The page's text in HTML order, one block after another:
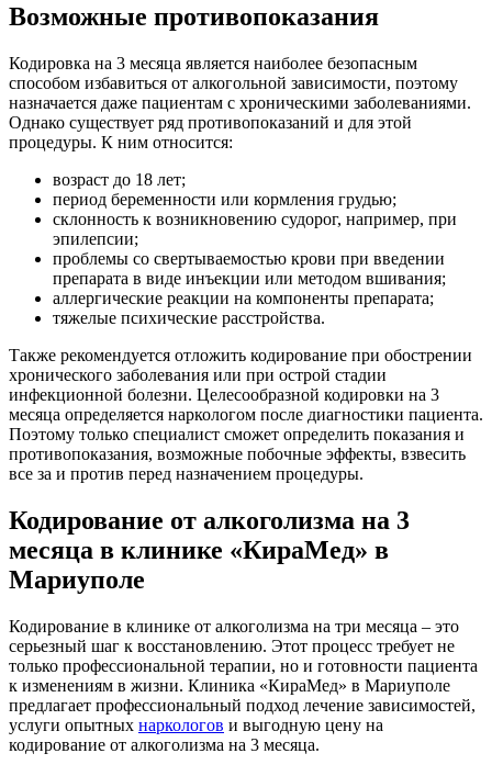
Возможные противопоказания
Кодировка на 3 месяца является наиболее безопасным
способом избавиться от алкогольной зависимости, поэтому
назначается даже пациентам с хроническими заболеваниями.
Однако существует ряд противопоказаний и для этой
процедуры. К ним относится:
возраст до 18 лет;
период беременности или кормления грудью;
склонность к возникновению судорог, например, при
эпилепсии;
проблемы со свертываемостью крови при введении
препарата в виде инъекции или методом вшивания;
аллергические реакции на компоненты препарата;
тяжелые психические расстройства.
Также рекомендуется отложить кодирование при обострении
хронического заболевания или при острой стадии
инфекционной болезни. Целесообразной кодировки на 3
месяца определяется наркологом после диагностики пациента.
Поэтому только специалист сможет определить показания и
противопоказания, возможные побочные эффекты, взвесить
все за и против перед назначением процедуры.
Кодирование от алкоголизма на 3
месяца в клинике «КираМед» в
Мариуполе
Кодирование в клинике от алкоголизма на три месяца – это
серьезный шаг к восстановлению. Этот процесс требует не
только профессиональной терапии, но и готовности пациента
к изменениям в жизни. Клиника «КираМед» в Мариуполе
предлагает профессиональный подход лечение зависимостей,
услуги опытных наркологов и выгодную цену на
кодирование от алкоголизма на 3 месяца.